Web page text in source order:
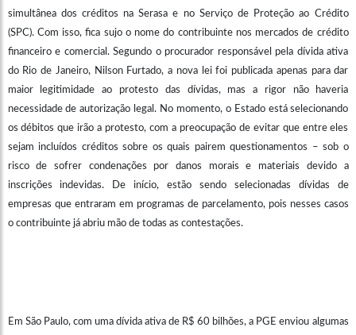
simultânea dos créditos na Serasa e no Serviço de Proteção ao Crédito
(SPC). Com isso, fica sujo o nome do contribuinte nos mercados de crédito
financeiro e comercial. Segundo o procurador responsável pela dívida ativa
do Rio de Janeiro, Nilson Furtado, a nova lei foi publicada apenas para dar
maior legitimidade ao protesto das dívidas, mas a rigor não haveria
necessidade de autorização legal. No momento, o Estado está selecionando
os débitos que irão a protesto, com a preocupação de evitar que entre eles
sejam incluídos créditos sobre os quais pairem questionamentos – sob o
risco de sofrer condenações por danos morais e materiais devido a
inscrições indevidas. De início, estão sendo selecionadas dívidas de
empresas que entraram em programas de parcelamento, pois nesses casos
o contribuinte já abriu mão de todas as contestações.
Em São Paulo, com uma dívida ativa de R$ 60 bilhões, a PGE enviou algumas